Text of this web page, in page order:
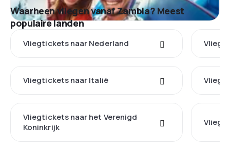
Waarheen vliegen vanaf Zambia? Meest
populaire landen
Vliegtickets naar Nederland
Vliegtickets naar Italië
Vliegtickets naar het Verenigd
Koninkrijk